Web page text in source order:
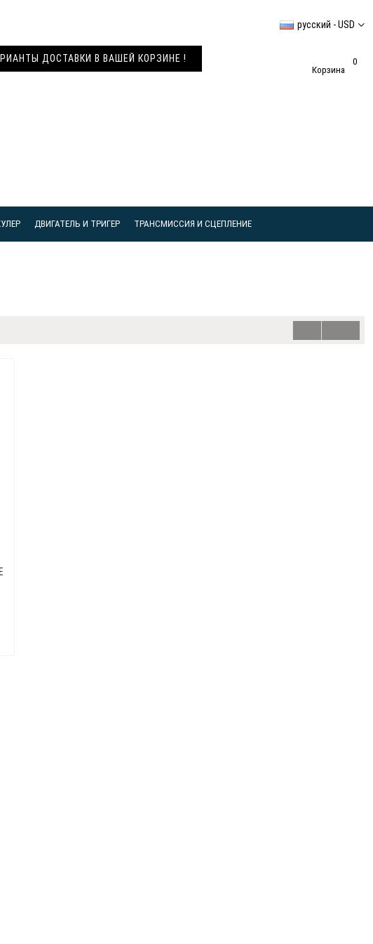
ДОСТАВКИ В ВАШЕЙ КОРЗИНЕ !
русский - USD
Корзина
0
ДВИГАТЕЛЬ И ТРИГЕР ТРАНСМИССИЯ И СЦЕПЛЕНИЕ